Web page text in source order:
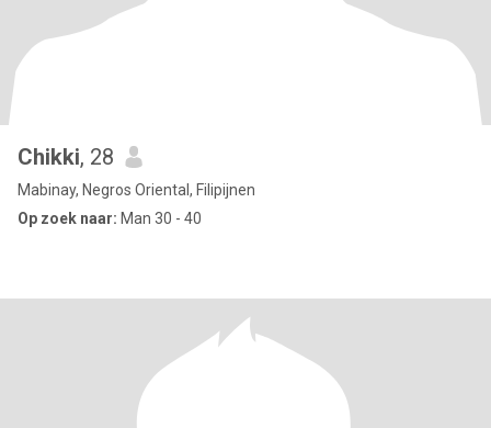
Chikki, 28
Mabinay, Negros Oriental, Filipijnen
Op zoek naar: Man 30 - 40